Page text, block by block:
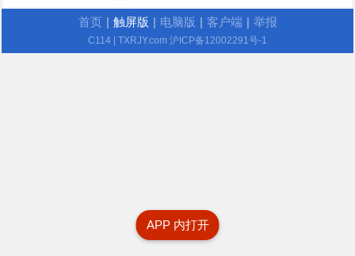
APP 内打开
首页 触屏版 电脑版 客户端 举报
C114 | TXRJY.com 沪ICP备12002291号-1